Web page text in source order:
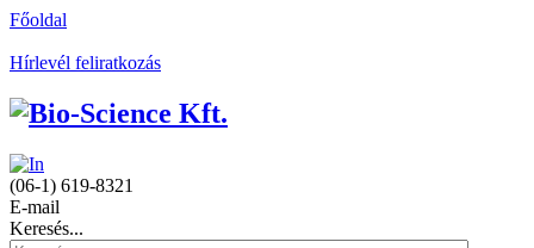
Főoldal
Hírlevél feliratkozás
(06-1) 619-8321
E-mail
Keresés...